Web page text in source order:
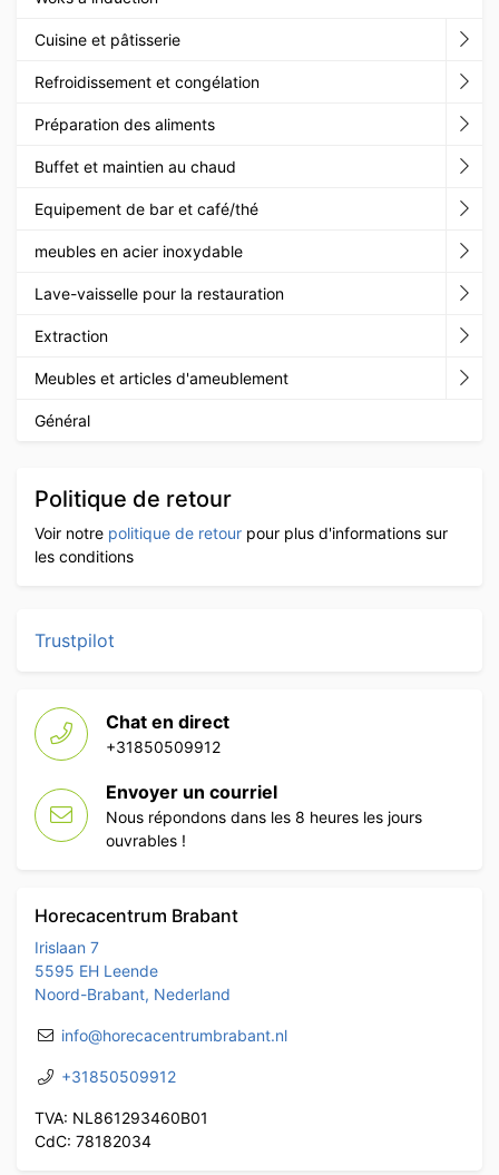
Cuisine et pâtisserie
Refroidissement et congélation
Préparation des aliments
Buffet et maintien au chaud
Equipement de bar et café/thé
meubles en acier inoxydable
Lave-vaisselle pour la restauration
Extraction
Meubles et articles d'ameublement
Général
Politique de retour
Voir notre politique de retour pour plus d'informations sur
les conditions
Trustpilot
Chat en direct
+31850509912
Envoyer un courriel
Nous répondons dans les 8 heures les jours
ouvrables !
Horecacentrum Brabant
Irislaan 7
5595 EH Leende
Noord-Brabant, Nederland
info@horecacentrumbrabant.nl
+31850509912
TVA: NL861293460B01
CdC: 78182034